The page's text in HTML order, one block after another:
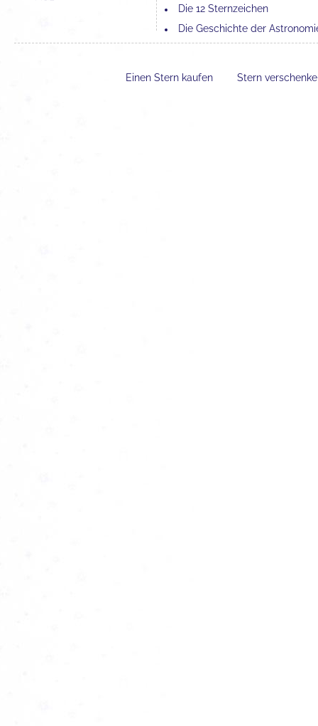
Die 12 Sternzeichen
Die Geschichte der
Der Unterschied zwischen
Einen Stern kaufen Stern